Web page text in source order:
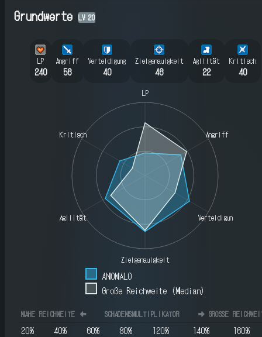
Grundwerte LV 20
LP
240
Angriff
56
Verteidigung
40
Zielgenauigkeit
46
Agilität
22
Kritisch
40
LP
Angriff
Verteidigung
Zielgenauigkeit
Agilität
Kritisch
ANOMALO
Große Reichweite (Median)
NAHE REICHWEITE ⬅️ SCHADENSMULTIPLIKATOR ➡️ GROSSE
20% 40% 60% 80% 120% 140% 160%